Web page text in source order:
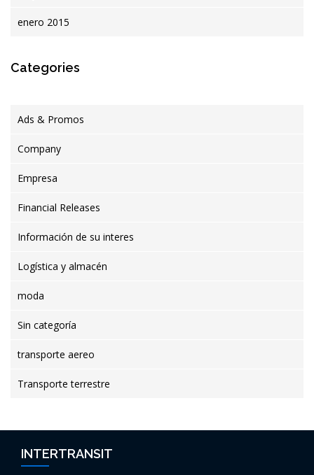
enero 2015
Categories
Ads & Promos
Company
Empresa
Financial Releases
Información de su interes
Logística y almacén
moda
Sin categoría
transporte aereo
Transporte terrestre
INTERTRANSIT